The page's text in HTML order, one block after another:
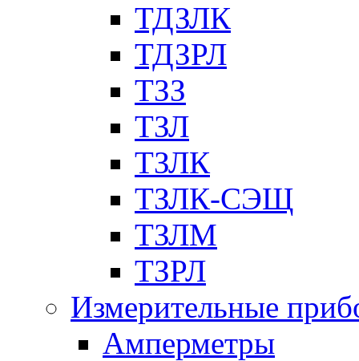
ТДЗЛК
ТДЗРЛ
ТЗЗ
ТЗЛ
ТЗЛК
ТЗЛК-СЭЩ
ТЗЛМ
ТЗРЛ
Измерительные
Амперметры